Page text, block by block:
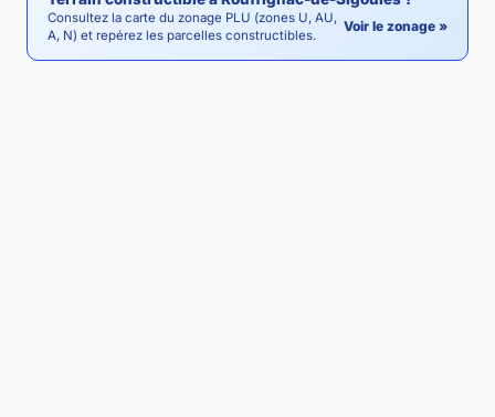
Consultez la carte du zonage PLU (zones U, AU,
A, N) et repérez les parcelles constructibles.
Voir le zonage »